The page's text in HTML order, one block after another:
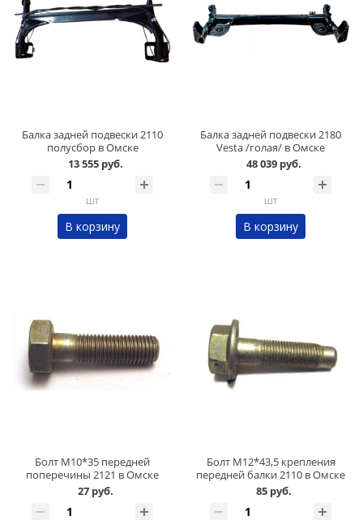
Балка задней подвески 2110
полусбор в Омске
13 555 руб.
шт
В корзину
Балка задней подвески 2180
Vesta /голая/ в Омске
48 039 руб.
шт
В корзину
Болт М10*35 передней
поперечины 2121 в Омске
27 руб.
Болт М12*43,5 крепления
передней балки 2110 в Омске
85 руб.